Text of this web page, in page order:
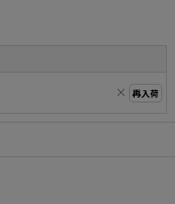
× 再入荷